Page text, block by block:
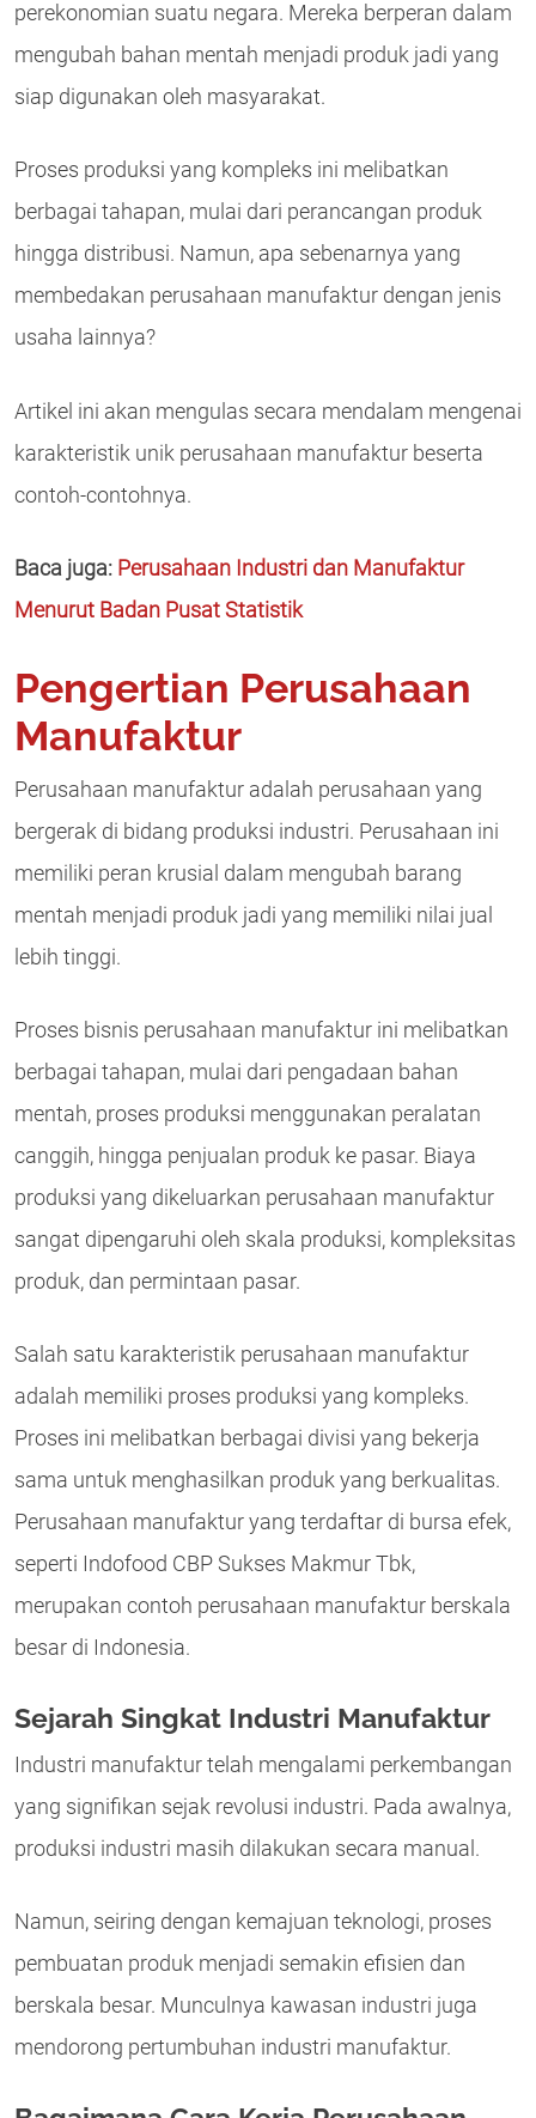
perekonomian suatu negara. Mereka berperan dalam
mengubah bahan mentah menjadi produk jadi yang
siap digunakan oleh masyarakat.
Proses produksi yang kompleks ini melibatkan
berbagai tahapan, mulai dari perancangan produk
hingga distribusi. Namun, apa sebenarnya yang
membedakan perusahaan manufaktur dengan jenis
usaha lainnya?
Artikel ini akan mengulas secara mendalam mengenai
karakteristik unik perusahaan manufaktur beserta
contoh-contohnya.
Baca juga: Perusahaan Industri dan Manufaktur
Menurut Badan Pusat Statistik
Pengertian Perusahaan
Manufaktur
Perusahaan manufaktur adalah perusahaan yang
bergerak di bidang produksi industri. Perusahaan ini
memiliki peran krusial dalam mengubah barang
mentah menjadi produk jadi yang memiliki nilai jual
lebih tinggi.
Proses bisnis perusahaan manufaktur ini melibatkan
berbagai tahapan, mulai dari pengadaan bahan
mentah, proses produksi menggunakan peralatan
canggih, hingga penjualan produk ke pasar. Biaya
produksi yang dikeluarkan perusahaan manufaktur
sangat dipengaruhi oleh skala produksi, kompleksitas
produk, dan permintaan pasar.
Salah satu karakteristik perusahaan manufaktur
adalah memiliki proses produksi yang kompleks.
Proses ini melibatkan berbagai divisi yang bekerja
sama untuk menghasilkan produk yang berkualitas.
Perusahaan manufaktur yang terdaftar di bursa efek,
seperti Indofood CBP Sukses Makmur Tbk,
merupakan contoh perusahaan manufaktur berskala
besar di Indonesia.
Sejarah Singkat Industri Manufaktur
Industri manufaktur telah mengalami perkembangan
yang signifikan sejak revolusi industri. Pada awalnya,
produksi industri masih dilakukan secara manual.
Namun, seiring dengan kemajuan teknologi, proses
pembuatan produk menjadi semakin efisien dan
berskala besar. Munculnya kawasan industri juga
mendorong pertumbuhan industri manufaktur.